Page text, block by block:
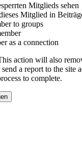
Mitglieds sehen
Mitglied in
to groups
as a connection
action will also
a report to the site
to complete.